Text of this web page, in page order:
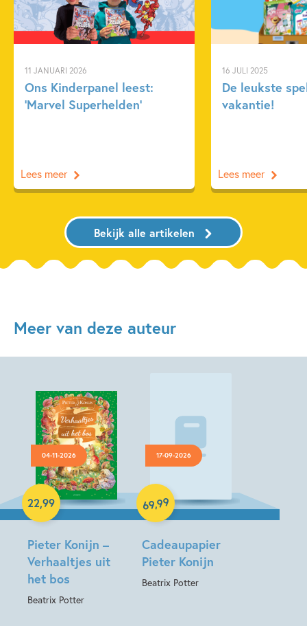
11 JANUARI 2026
Ons Kinderpanel leest:
‘Marvel Superhelden’
Lees meer
16 JULI 2025
De leukste
vakantie!
Lees meer
Bekijk alle artikelen
Meer van deze auteur
04-11-2026
Pieter Konijn –
Verhaaltjes uit
het bos
Beatrix Potter
22,99
Hardcover
17-09-2026
Cadeaupapier
Pieter Konijn
Beatrix Potter
69,99